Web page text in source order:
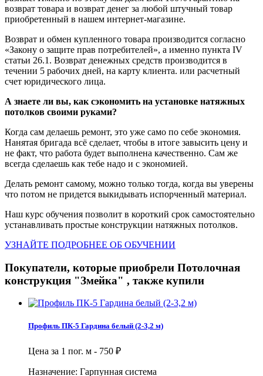
возврат товара и возврат денег за любой штучный товар
приобретенный в нашем интернет-магазине.
Возврат и обмен купленного товара производится согласно
«Закону о защите прав потребителей», а именно пункта IV
статьи 26.1. Возврат денежных средств производится в
течении 5 рабочих дней, на карту клиента. или расчетный
счет юридического лица.
А знаете ли вы, как сэкономить на установке натяжных
потолков своими руками?
Когда сам делаешь ремонт, это уже само по себе экономия.
Нанятая бригада всё сделает, чтобы в итоге завысить цену и
не факт, что работа будет выполнена качественно. Сам же
всегда сделаешь как тебе надо и с экономией.
Делать ремонт самому, можно только тогда, когда вы уверены
что потом не придется выкидывать испорченный материал.
Наш курс обучения позволит в короткий срок самостоятельно
устанавливать простые конструкции натяжных потолков.
УЗНАЙТЕ ПОДРОБНЕЕ ОБ ОБУЧЕНИИ
Покупатели, которые приобрели Потолочная
конструкция "Змейка" , также купили
Профиль ПК-5 Гардина белый (2-3,2 м)
Цена за 1 пог. м - 750 ₽
Назначение: Гарпунная система